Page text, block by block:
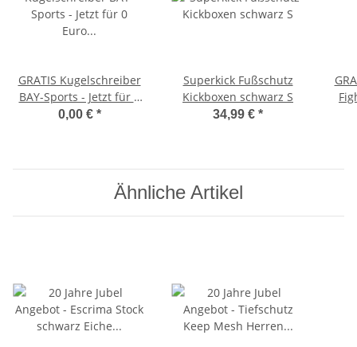
GRATIS Kugelschreiber
BAY-Sports - Jetzt für 0
Euro in den Warenkorb
0,00 € *
Superkick Fußschutz
Kickboxen schwarz S
34,99 € *
Ähnliche Artikel